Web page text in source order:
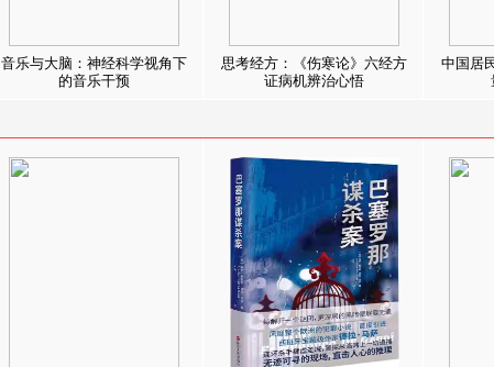
音乐与大脑：神经科学视角下
的音乐干预
思考经方：《伤寒论》六经方
证病机辨治心悟
中国居